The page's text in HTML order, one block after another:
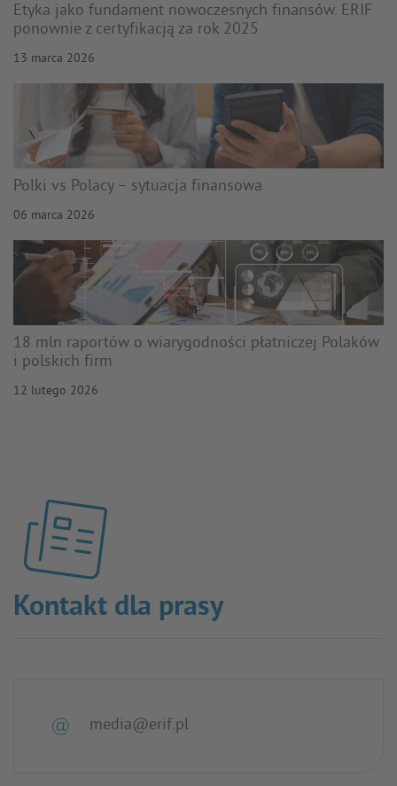
Etyka jako fundament nowoczesnych finansów. ERIF
ponownie z certyfikacją za rok 2025
13 marca 2026
Polki vs Polacy – sytuacja finansowa
06 marca 2026
18 mln raportów o wiarygodności płatniczej Polaków
i polskich firm
12 lutego 2026
Kontakt dla prasy
media@erif.pl